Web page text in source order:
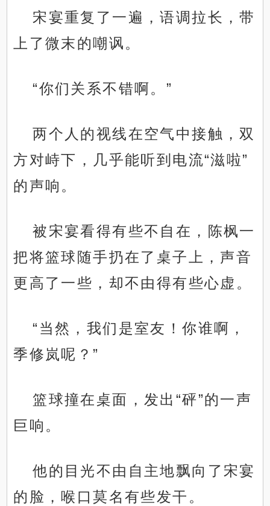
宋宴重复了一遍，语调拉长，带
上了微末的嘲讽。
“你们关系不错啊。”
两个人的视线在空气中接触，双
方对峙下，几乎能听到电流“滋啦”
的声响。
被宋宴看得有些不自在，陈枫一
把将篮球随手扔在了桌子上，声音
更高了一些，却不由得有些心虚。
“当然，我们是室友！你谁啊，
季修岚呢？”
篮球撞在桌面，发出“砰”的一声
巨响。
他的目光不由自主地飘向了宋宴
的脸，喉口莫名有些发干。